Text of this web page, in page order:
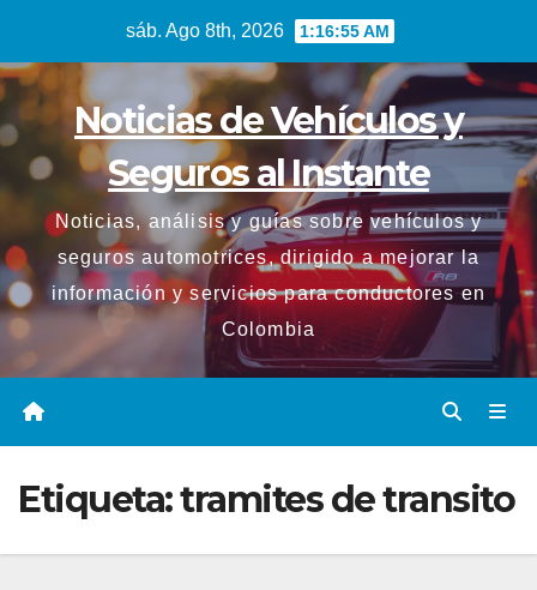
contenido
sáb. Ago 8th, 2026 1:16:55 AM
Noticias de Vehículos y
Seguros al Instante
Noticias, análisis y guías sobre vehículos y
seguros automotrices, dirigido a mejorar la
información y servicios para conductores en
Colombia
Etiqueta:tramites de transito